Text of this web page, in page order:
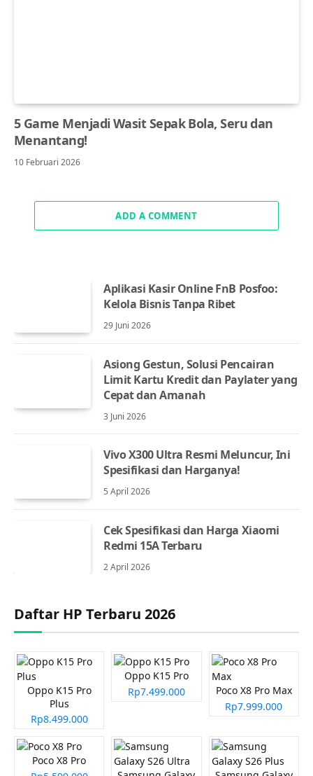
5 Game Menjadi Wasit Sepak Bola, Seru dan
Menantang!
10 Februari 2026
ADD A COMMENT
Aplikasi Kasir Online FnB Posfoo:
Kelola Bisnis Tanpa Ribet
29 Juni 2026
Asiong Gestun, Solusi Pencairan
Limit Kartu Kredit dan Paylater yang
Cepat dan Amanah
3 Juni 2026
Vivo X300 Ultra Resmi Meluncur, Ini
Spesifikasi dan Harganya!
5 April 2026
Cek Spesifikasi dan Harga Xiaomi
Redmi 15A Terbaru
2 April 2026
Daftar HP Terbaru 2026
Oppo K15 Pro
Plus
Rp8.499.000
Oppo K15 Pro
Rp7.499.000
Poco X8 Pro Max
Rp7.999.000
Poco X8 Pro